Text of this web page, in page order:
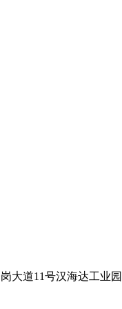
大道11号汉海达工业